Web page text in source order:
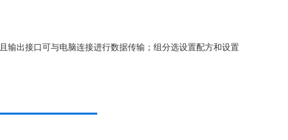
输出接口可与电脑连接进行数据传输；组分选设置配方和设置